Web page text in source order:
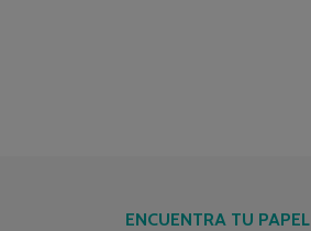
ENCUENTRA TU PAPEL